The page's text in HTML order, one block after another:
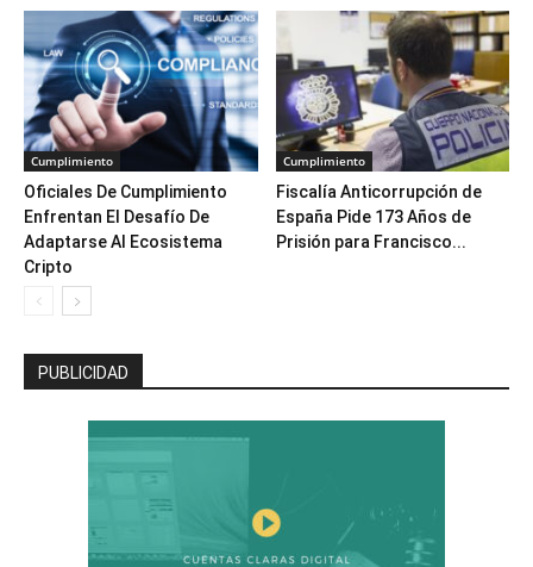
Cumplimiento
Oficiales De Cumplimiento
Enfrentan El Desafío De
Adaptarse Al Ecosistema
Cripto
Cumplimiento
Fiscalía Anticorrupción de
España Pide 173 Años de
Prisión para Francisco...
PUBLICIDAD